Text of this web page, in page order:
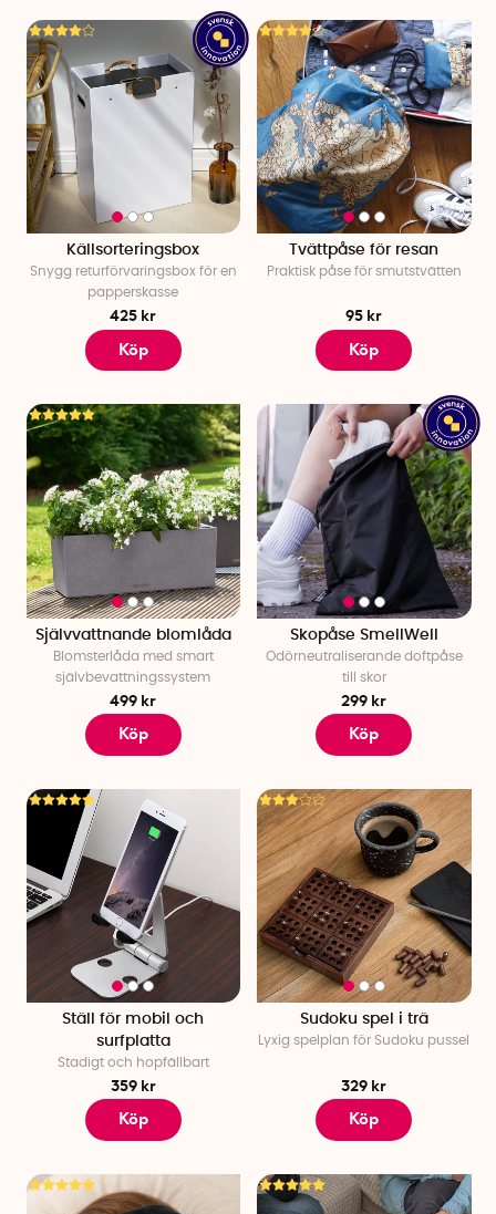
Källsorteringsbox
Snygg returförvaringsbox för en
papperskasse
425 kr
Köp
Tvättpåse för resan
Praktisk påse för smutstvätten
95 kr
Köp
Självvattnande blomlåda
Blomsterlåda med smart
självbevattningssystem
499 kr
Köp
Skopåse SmellWell
Odörneutraliserande doftpåse
till skor
299 kr
Köp
Ställ för mobil och
surfplatta
Stadigt och hopfällbart
359 kr
Köp
Sudoku spel i trä
Lyxig spelplan för Sudoku pussel
329 kr
Köp